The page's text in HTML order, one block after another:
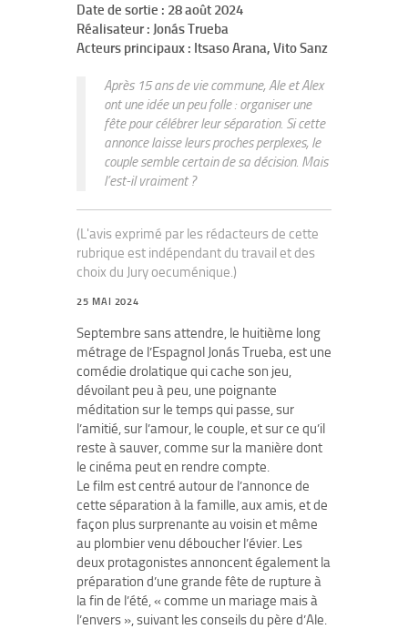
Date de sortie : 28 août 2024
Réalisateur : Jonás Trueba
Acteurs principaux : Itsaso Arana, Vito Sanz
Après 15 ans de vie commune, Ale et Alex
ont une idée un peu folle : organiser une
fête pour célébrer leur séparation. Si cette
annonce laisse leurs proches perplexes, le
couple semble certain de sa décision. Mais
l’est-il vraiment ?
(L'avis exprimé par les rédacteurs de cette
rubrique est indépendant du travail et des
choix du Jury oecuménique.)
25 MAI 2024
Septembre sans attendre, le huitième long
métrage de l’Espagnol Jonás Trueba, est une
comédie drolatique qui cache son jeu,
dévoilant peu à peu, une poignante
méditation sur le temps qui passe, sur
l’amitié, sur l’amour, le couple, et sur ce qu’il
reste à sauver, comme sur la manière dont
le cinéma peut en rendre compte.
Le film est centré autour de l’annonce de
cette séparation à la famille, aux amis, et de
façon plus surprenante au voisin et même
au plombier venu déboucher l’évier. Les
deux protagonistes annoncent également la
préparation d’une grande fête de rupture à
la fin de l’été, « comme un mariage mais à
l’envers », suivant les conseils du père d’Ale.